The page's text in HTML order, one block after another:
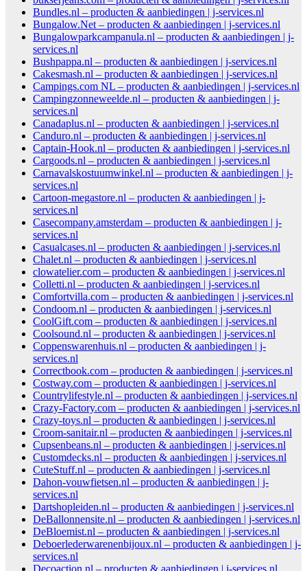
Bundles.nl – producten & aanbiedingen | j-services.nl
Bungalow.Net – producten & aanbiedingen | j-services.nl
Bungalowparkcampanula.nl – producten & aanbiedingen | j-
services.nl
Bushpappa.nl – producten & aanbiedingen | j-services.nl
Cakesmash.nl – producten & aanbiedingen | j-services.nl
Campings.com NL – producten & aanbiedingen | j-services.nl
Campingzonneweelde.nl – producten & aanbiedingen | j-
services.nl
Canadaplus.nl – producten & aanbiedingen | j-services.nl
Canduro.nl – producten & aanbiedingen | j-services.nl
Captain-Hook.nl – producten & aanbiedingen | j-services.nl
Cargoods.nl – producten & aanbiedingen | j-services.nl
Carnavalskostuumwinkel.nl – producten & aanbiedingen | j-
services.nl
Cartoon-megastore.nl – producten & aanbiedingen | j-
services.nl
Casecompany.amsterdam – producten & aanbiedingen | j-
services.nl
Casualcases.nl – producten & aanbiedingen | j-services.nl
Chalet.nl – producten & aanbiedingen | j-services.nl
clowatelier.com – producten & aanbiedingen | j-services.nl
Colletti.nl – producten & aanbiedingen | j-services.nl
Comfortvilla.com – producten & aanbiedingen | j-services.nl
Condoom.nl – producten & aanbiedingen | j-services.nl
CoolGift.com – producten & aanbiedingen | j-services.nl
Coolsound.nl – producten & aanbiedingen | j-services.nl
Coppenswarenhuis.nl – producten & aanbiedingen | j-
services.nl
Correctbook.com – producten & aanbiedingen | j-services.nl
Costway.com – producten & aanbiedingen | j-services.nl
Countrylifestyle.nl – producten & aanbiedingen | j-services.nl
Crazy-Factory.com – producten & aanbiedingen | j-services.nl
Crazy-toys.nl – producten & aanbiedingen | j-services.nl
Croom-sanitair.nl – producten & aanbiedingen | j-services.nl
Cupsenbeans.nl – producten & aanbiedingen | j-services.nl
Customdecks.nl – producten & aanbiedingen | j-services.nl
CuteStuff.nl – producten & aanbiedingen | j-services.nl
Dahon-vouwfietsen.nl – producten & aanbiedingen | j-
services.nl
Dartshopleiden.nl – producten & aanbiedingen | j-services.nl
DeBallonnensite.nl – producten & aanbiedingen | j-services.nl
DeBloemist.nl – producten & aanbiedingen | j-services.nl
Deboerlederwarenenbijoux.nl – producten & aanbiedingen | j-
services.nl
Decoaction.nl – producten & aanbiedingen | j-services.nl